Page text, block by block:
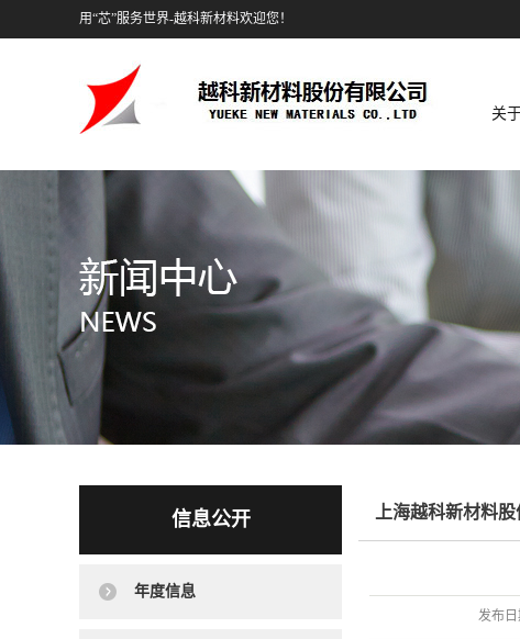
用“芯”服务世界-越科新材料欢迎您！
关
信息公开
年度信息
上海越科新材料
发布日